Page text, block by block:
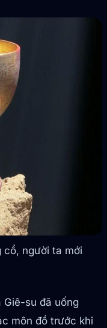
cổ, người ta mới
Giê-su đã uống
môn đồ trước khi